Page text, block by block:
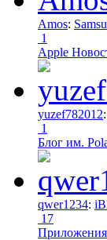
Amos:
1
Apple
yuzef782012:
1
Блог им.
qwer1234:
17